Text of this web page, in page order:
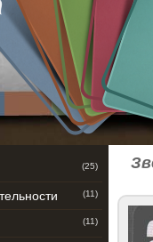
(25)
(11)
(11)